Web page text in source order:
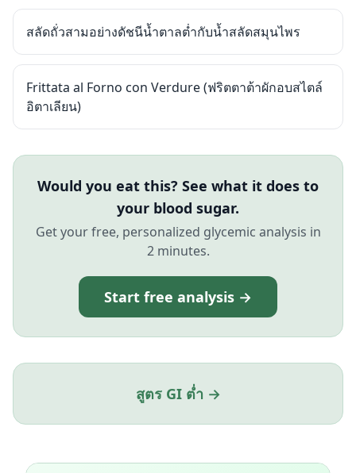
สลัดถั่วสามอย่างดัชนีน้ำตาลต่ำกับน้ำสลัดสมุนไพร
Frittata al Forno con Verdure (ฟริตตาต้าผักอบสไตล์
อิตาเลียน)
Would you eat this? See what it does to
your blood sugar.
Get your free, personalized glycemic analysis in
2 minutes.
Start free analysis →
สูตร GI ต่ำ →